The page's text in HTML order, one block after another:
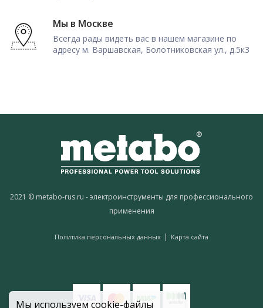
Мы используем cookie-файлы
Мы в Москве
Всегда рады видеть вас в нашем магазине по
адресу м. Варшавская, Болотниковская ул., д.5к3
2021 © metabo-rus.ru - электроинструменты для профессионального
применения
Политика персональных данных | Карта сайта